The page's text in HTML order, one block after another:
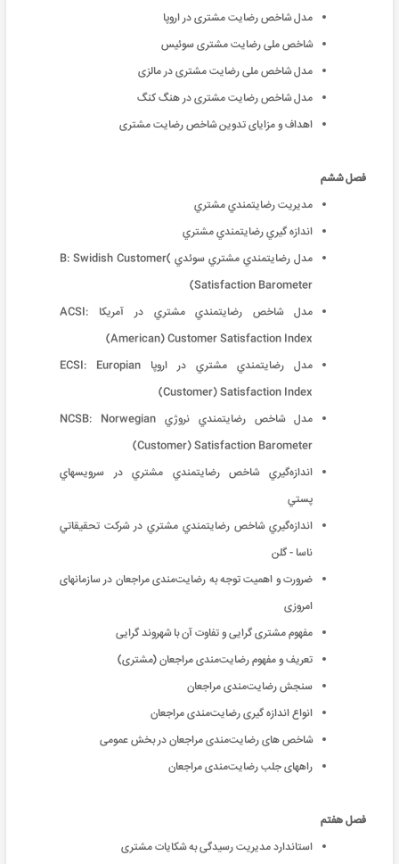
مدل شاخص رضایت مشتری در اروپا
شاخص ملی رضایت مشتری سوئیس
مدل شاخص ملی رضایت مشتری در مالزی
مدل شاخص رضایت مشتری در هنگ کنگ
اهداف و مزایای تدوین شاخص رضایت مشتری
فصل ششم
مدیریت رضايتمندي مشتري
اندازه‌ گيري رضايتمندي مشتري
مدل رضايتمندي مشتري سوئدي B: Swidish Customer(
Satisfaction Barometer)
مدل شاخص رضايتمندي مشتري در آمريكا ACSI:
American) Customer Satisfaction Index)
مدل رضايتمندي مشتري در اروپا ECSI: Europian
Customer) Satisfaction Index)
مدل شاخص رضايتمندي نروژي NCSB: Norwegian
Customer) Satisfaction Barometer)
اندازه‌گيري شاخص رضايتمندي مشتري در سرويسهاي
پستي
اندازه‌گيري شاخص رضايتمندي مشتري در شركت تحقيقاتي
ناسا - گلن
ضرورت و اهمیت توجه به رضایت‌مندی مراجعان در سازمانهای
امروزی
مفهوم مشتری گرایی و تفاوت آن با شهروند گرایی
تعریف و مفهوم رضایت‌مندی مراجعان (مشتری)
سنجش رضایت‌مندی مراجعان
انواع اندازه گیری رضایت‌مندی مراجعان
شاخص های رضایت‌مندی مراجعان در بخش عمومی
راههای جلب رضایت‌مندی مراجعان
فصل هفتم
استاندارد مدیریت رسیدگی به شکایات مشتری